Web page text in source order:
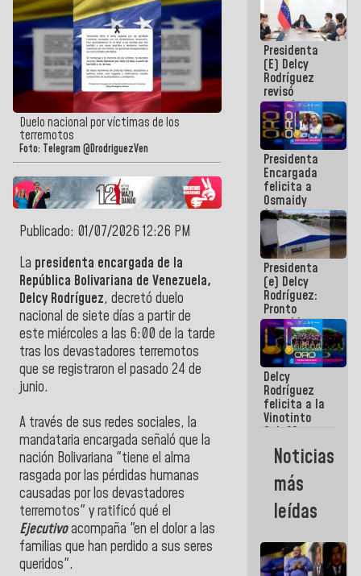
Duelo nacional por víctimas de los
terremotos
Foto: Telegram @DrodriguezVen
Publicado: 01/07/2026 12:26 PM
La presidenta encargada de la
República Bolivariana de Venezuela,
Delcy Rodríguez, decretó duelo
nacional de siete días a partir de
este miércoles a las 6:00 de la tarde
tras los devastadores terremotos
que se registraron el pasado 24 de
junio.
A través de sus redes sociales, la
mandataria encargada señaló que la
nación Bolivariana "tiene el alma
rasgada por las pérdidas humanas
causadas por los devastadores
terremotos" y ratificó qué el
Ejecutivoacompaña "en el dolor a las
familias que han perdido a sus seres
queridos".
de
Venezuela
en Juegos
Centroamericanos
y del Caribe
2026
Presidenta
(E) Delcy
Rodríguez
revisó
agenda
económica y
ejecución de
fondos de
emergencia
post-sismos
Presidenta
Encargada
felicita a
Osmaidy
Arias y
Giraly
Marcano por
hacer
historia en
los
Centroamericanos
Presidenta
(e) Delcy
Rodríguez:
Pronto
restableceremos
las
operaciones
en el
Aeropuerto
Internacional
de
Maiquetía
Delcy
Rodríguez
felicita a la
Vinotinto
Sub 20
campeona
frente
México Sub
23 en los
Centroamericanos
Noticias
más
leídas